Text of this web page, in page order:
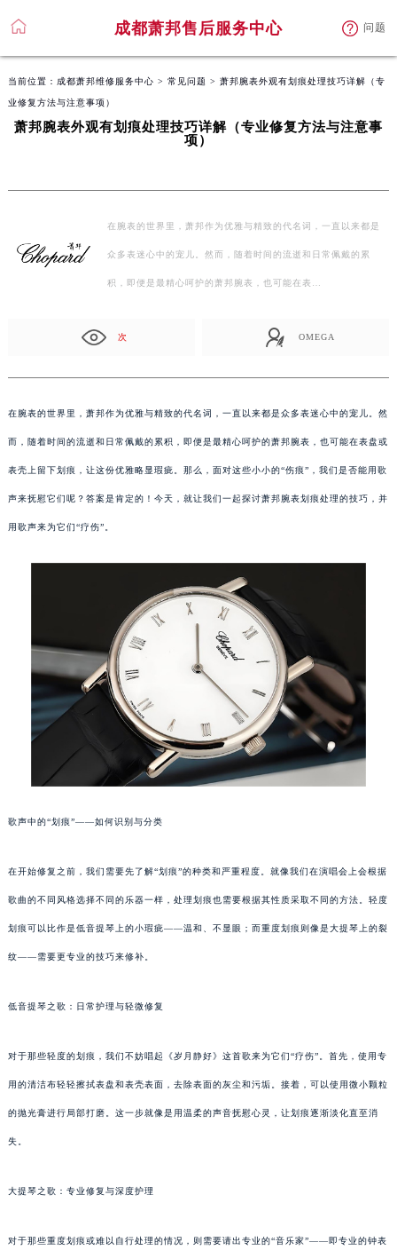
成都萧邦售后服务中心 问题
当前位置： 成都萧邦维修服务中心 > 常见问题 > 萧邦腕表外观有划痕处理技巧详解（专
业修复方法与注意事项）
萧邦腕表外观有划痕处理技巧详解（专业修复方法与注意事
项）
在腕表的世界里，萧邦作为优雅与精致的代名词，一直以来都是
众多表迷心中的宠儿。然而，随着时间的流逝和日常佩戴的累
积，即便是最精心呵护的萧邦腕表，也可能在表…
次 OMEGA
在腕表的世界里，萧邦作为优雅与精致的代名词，一直以来都是众多表迷心中的宠儿。然
而，随着时间的流逝和日常佩戴的累积，即便是最精心呵护的萧邦腕表，也可能在表盘或
表壳上留下划痕，让这份优雅略显瑕疵。那么，面对这些小小的“伤痕”，我们是否能用歌
声来抚慰它们呢？答案是肯定的！今天，就让我们一起探讨萧邦腕表划痕处理的技巧，并
用歌声来为它们“疗伤”。
歌声中的“划痕”——如何识别与分类
在开始修复之前，我们需要先了解“划痕”的种类和严重程度。就像我们在演唱会上会根据
歌曲的不同风格选择不同的乐器一样，处理划痕也需要根据其性质采取不同的方法。轻度
划痕可以比作是低音提琴上的小瑕疵——温和、不显眼；而重度划痕则像是大提琴上的裂
纹——需要更专业的技巧来修补。
低音提琴之歌：日常护理与轻微修复
对于那些轻度的划痕，我们不妨唱起《岁月静好》这首歌来为它们“疗伤”。首先，使用专
用的清洁布轻轻擦拭表盘和表壳表面，去除表面的灰尘和污垢。接着，可以使用微小颗粒
的抛光膏进行局部打磨。这一步就像是用温柔的声音抚慰心灵，让划痕逐渐淡化直至消
失。
大提琴之歌：专业修复与深度护理
对于那些重度划痕或难以自行处理的情况，则需要请出专业的“音乐家”——即专业的钟表